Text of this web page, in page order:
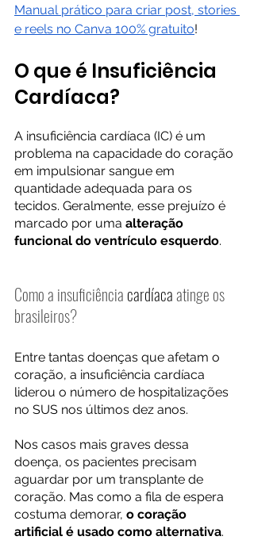
Manual prático para criar post, stories
e reels no Canva 100% gratuito!
O que é Insuficiência
Cardíaca?
A insuficiência cardíaca (IC) é um
problema na capacidade do coração
em impulsionar sangue em
quantidade adequada para os
tecidos. Geralmente, esse prejuízo é
marcado por uma alteração
funcional do ventrículo esquerdo.
Como a insuficiência cardíaca atinge os
brasileiros?
Entre tantas doenças que afetam o
coração, a insuficiência cardíaca
liderou o número de hospitalizações
no SUS nos últimos dez anos.
Nos casos mais graves dessa
doença, os pacientes precisam
aguardar por um transplante de
coração. Mas como a fila de espera
costuma demorar, o coração
artificial é usado como alternativa.